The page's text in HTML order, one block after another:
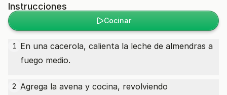
Instrucciones
Cocinar
1 En una cacerola, calienta la leche de almendras a
fuego medio.
2 Agrega la avena y cocina, revolviendo